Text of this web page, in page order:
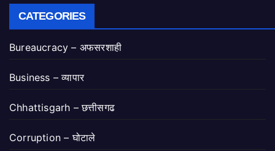
CATEGORIES
Bureaucracy – अफसरशाही
Business – व्यापार
Chhattisgarh – छत्तीसगढ
Corruption – घोटाले